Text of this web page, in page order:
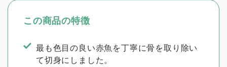
この商品の特徴
最も色目の良い赤魚を丁寧に骨を取り除い
て切身にしました。